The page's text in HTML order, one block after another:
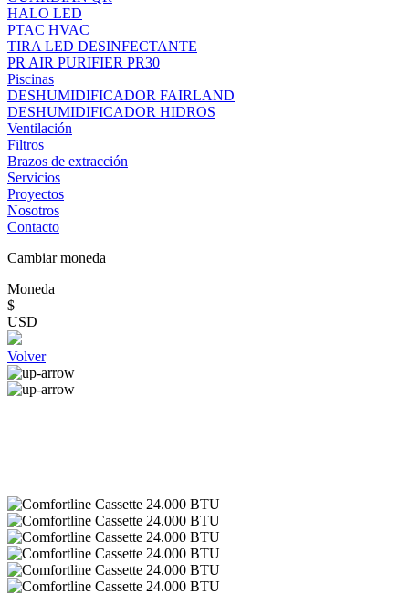
HALO LED
PTAC HVAC
TIRA LED DESINFECTANTE
PR AIR PURIFIER PR30
Piscinas
DESHUMIDIFICADOR FAIRLAND
DESHUMIDIFICADOR HIDROS
Ventilación
Filtros
Brazos de extracción
Servicios
Proyectos
Nosotros
Contacto
Cambiar moneda
Moneda
$
USD
Volver